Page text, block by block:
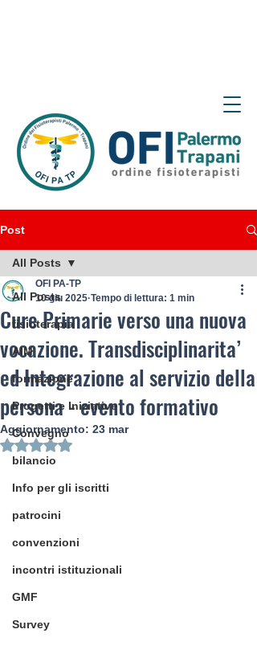
Post
All Posts
fisioterapia
AIM
formazione
Progetti e Iniziative
Convegno
bilancio
Info per gli iscritti
patrocini
convenzioni
incontri istituzionali
GMF
Survey
All Posts
Cure Primarie verso una nuova
vocazione. Transdisciplinarita’
ed Integrazione al servizio della
persona - evento formativo
OFI PA-TP
10 giu 2025 Tempo di lettura: 1 min
Aggiornamento: 23 mar
Valutazione NaN stelle su 5.